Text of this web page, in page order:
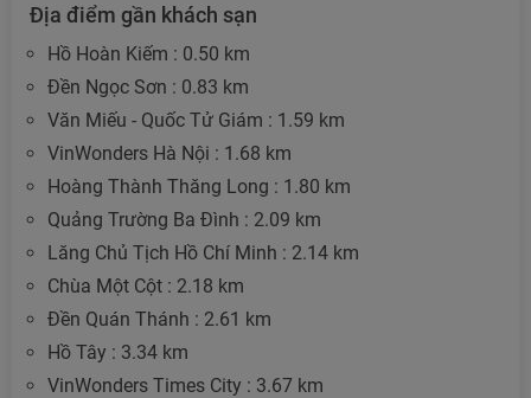
Địa điểm gần khách sạn
Hồ Hoàn Kiếm : 0.50 km
Đền Ngọc Sơn : 0.83 km
Văn Miếu - Quốc Tử Giám : 1.59 km
VinWonders Hà Nội : 1.68 km
Hoàng Thành Thăng Long : 1.80 km
Quảng Trường Ba Đình : 2.09 km
Lăng Chủ Tịch Hồ Chí Minh : 2.14 km
Chùa Một Cột : 2.18 km
Đền Quán Thánh : 2.61 km
Hồ Tây : 3.34 km
VinWonders Times City : 3.67 km